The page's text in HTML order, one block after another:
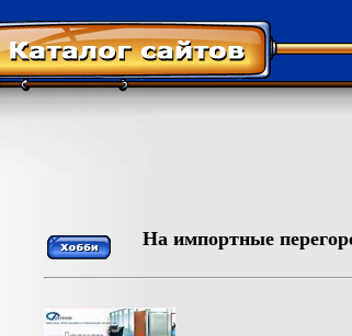
На импортные